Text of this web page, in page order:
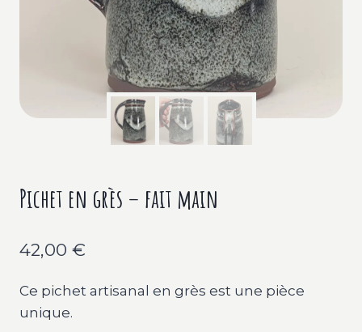
Pichet en grès – fait main
42,00 €
Ce pichet artisanal en grès est une pièce
unique.